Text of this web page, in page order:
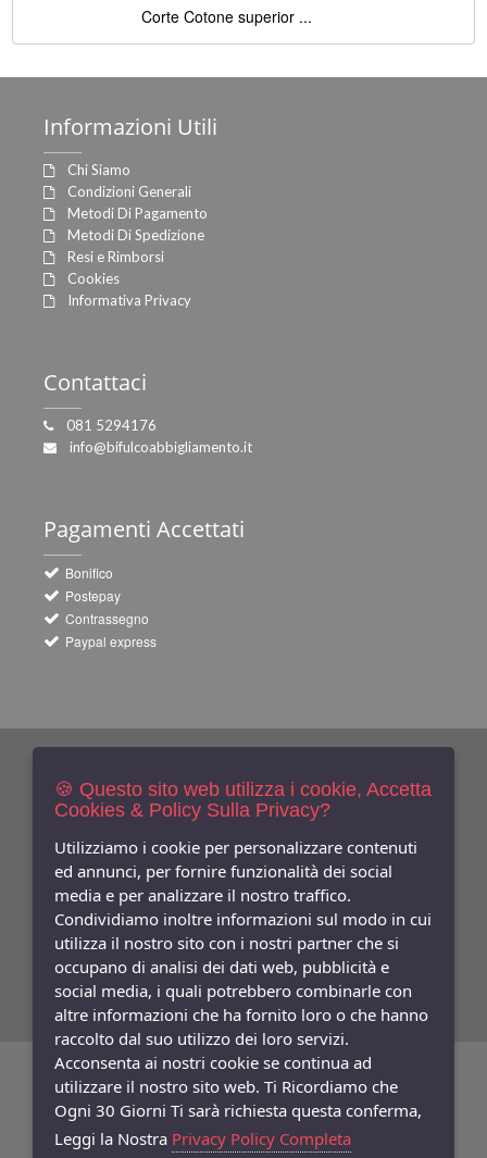
Corte Cotone superior ...
Informazioni Utili
Chi Siamo
Condizioni Generali
Metodi Di Pagamento
Metodi Di Spedizione
Resi e Rimborsi
Cookies
Informativa Privacy
Contattaci
081 5294176
info@bifulcoabbigliamento.it
Pagamenti Accettati
Bonifico
Postepay
Contrassegno
Paypal express
NewslettersIscriviti Gratis
Indica qui la tua email per ricevere sconti e newsletter.
Consenso
Privacy
Facebook
SeguiciSu
©Copyright 2026 Bifulco Abbigliamento- P.Iva: 07252141218
Powered:synchrosystem labs- Design:adesigner
🍪 Questo sito web utilizza i cookie, Accetta
Cookies & Policy Sulla Privacy?
Utilizziamo i cookie per personalizzare contenuti
ed annunci, per fornire funzionalità dei social
media e per analizzare il nostro traffico.
Condividiamo inoltre informazioni sul modo in cui
utilizza il nostro sito con i nostri partner che si
occupano di analisi dei dati web, pubblicità e
social media, i quali potrebbero combinarle con
altre informazioni che ha fornito loro o che hanno
raccolto dal suo utilizzo dei loro servizi.
Acconsenta ai nostri cookie se continua ad
utilizzare il nostro sito web. Ti Ricordiamo che
Ogni 30 Giorni Ti sarà richiesta questa conferma,
Leggi la Nostra Privacy Policy Completa